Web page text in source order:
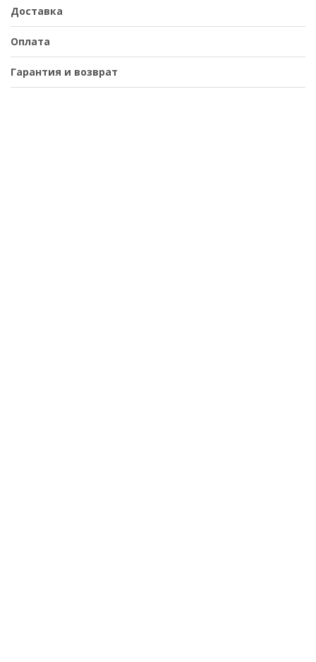
Доставка
Оплата
Гарантия и возврат